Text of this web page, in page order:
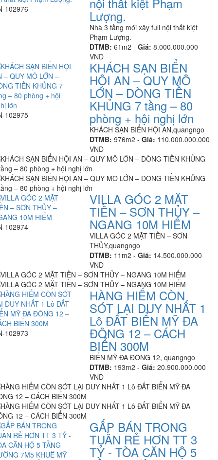
102976 Lượng.
Nhà 3 tầng mới xây full nội thất kiệt
Phạm Lượng.
DTMB: 61m2 -Giá: 8.000.000.000
VND
102975
KHÁCH SẠN BIỂN
HỘI AN – QUY MÔ
LỚN – DÒNG TIỀN
KHỦNG 7 tầng – 80
phòng + hội nghị lớn
KHÁCH SẠN BIỂN HỘI AN,quangngo
DTMB: 976m2 -Giá: 110.000.000.000
VND
102974
VILLA GÓC 2 MẶT
TIỀN – SƠN THỦY –
NGANG 10M HIẾM
VILLA GÓC 2 MẶT TIỀN – SƠN
THỦY,quangngo
DTMB: 11m2 -Giá: 14.500.000.000
VND
102973
HÀNG HIẾM CÒN
SÓT LẠI DUY NHẤT 1
Lô ĐẤT BIỂN MỸ ĐA
ĐÔNG 12 – CÁCH
BIỂN 300M
BIỂN MỸ ĐA ĐÔNG 12, quangngo
DTMB: 193m2 -Giá: 20.900.000.000
VND
GẤP BÁN TRONG
TUẦN RẺ HƠN TT 3
TỶ - TÒA CĂN HỘ 5